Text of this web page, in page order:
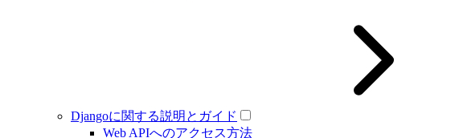
Djangoに関する説明とガイド
Web APIへのアクセス方法